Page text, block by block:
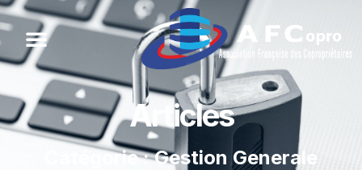
Articles
Catégorie : Gestion Generale